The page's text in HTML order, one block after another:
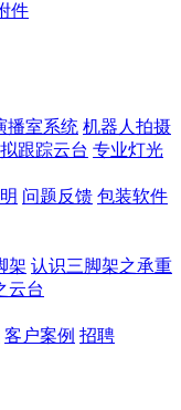
件
播室系统 机器人拍摄
跟踪云台 专业灯光
问题反馈 包装软件
架 认识三脚架之承重
云台
客户案例 招聘